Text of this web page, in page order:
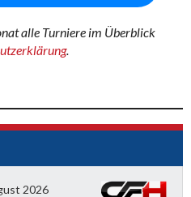
alle Turniere im Überblick
.
2026